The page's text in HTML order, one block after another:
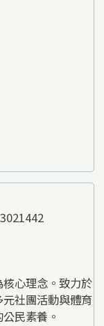
心理念。致力於
社團活動與體育
民素養。